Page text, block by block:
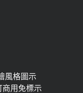
風格圖示
商用免標示